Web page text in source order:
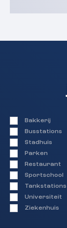
Bakkerij
Busstations
Stadhuis
Parken
Restaurant
Sportschool
Tankstations
Universiteit
Ziekenhuis